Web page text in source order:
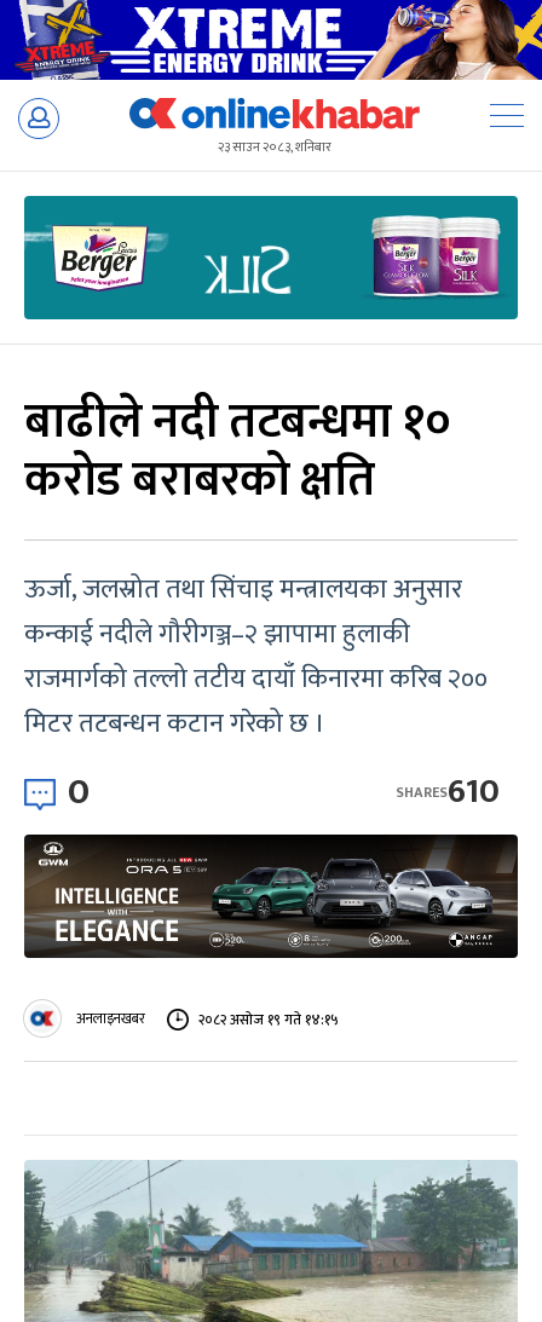
Skip
२३ साउन २०८३, शनिबार
बाढीले नदी तटबन्धमा १०
करोड बराबरको क्षति
ऊर्जा, जलस्रोत तथा सिंचाइ मन्त्रालयका अनुसार
कन्काई नदीले गौरीगञ्ज–२ झापामा हुलाकी
राजमार्गको तल्लो तटीय दायाँ किनारमा करिब २००
मिटर तटबन्धन कटान गरेको छ ।
0 610
SHARES
अनलाइनखबर २०८२ असोज १९ गते १४:१५